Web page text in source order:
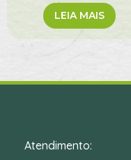
LEIA MAIS
Atendimento: